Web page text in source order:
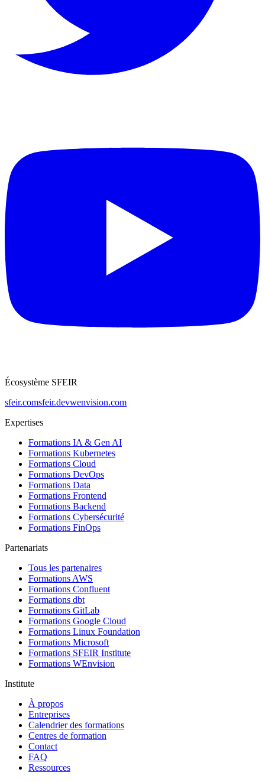
Écosystème SFEIR
sfeir.comsfeir.devwenvision.com
Expertises
Formations IA & Gen AI
Formations Kubernetes
Formations Cloud
Formations DevOps
Formations Data
Formations Frontend
Formations Backend
Formations Cybersécurité
Formations FinOps
Partenariats
Tous les partenaires
Formations AWS
Formations Confluent
Formations dbt
Formations GitLab
Formations Google Cloud
Formations Linux Foundation
Formations Microsoft
Formations SFEIR Institute
Formations WEnvision
Institute
À propos
Entreprises
Calendrier des formations
Centres de formation
Contact
FAQ
Ressources